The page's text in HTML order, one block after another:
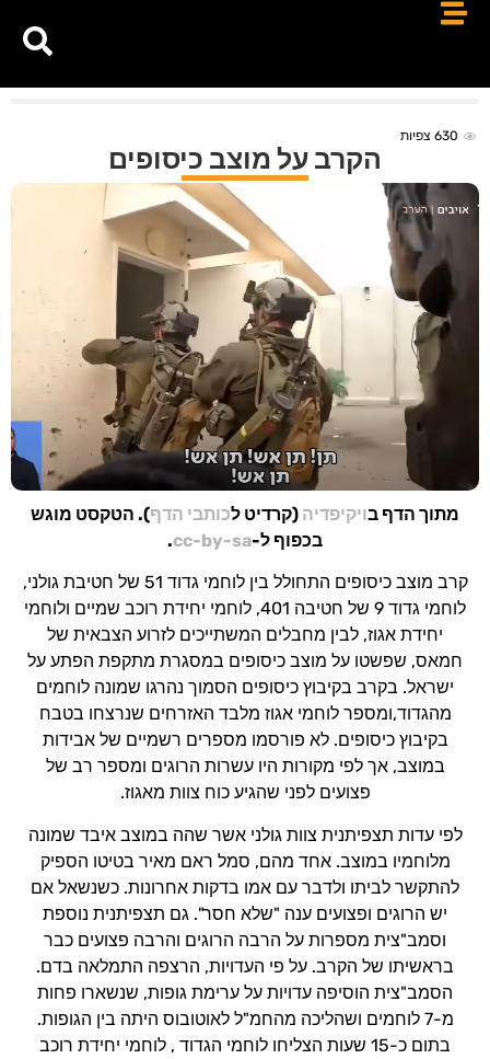
630צפיות
הקרב על מוצב כיסופים
מתוך הדף בויקיפדיה (קרדיט לכותבי הדף). הטקסט מוגש
בכפוף ל-cc-by-sa
.
קרב מוצב כיסופים התחולל בין לוחמי גדוד 51 של חטיבת גולני,
לוחמי גדוד 9 של חטיבה 401, לוחמי יחידת רוכב שמיים ולוחמי
יחידת אגוז, לבין מחבלים המשתייכים לזרוע הצבאית של
חמאס, שפשטו על מוצב כיסופים במסגרת מתקפת הפתע על
ישראל. בקרב בקיבוץ כיסופים הסמוך נהרגו שמונה לוחמים
מהגדוד,ומספר לוחמי אגוז מלבד האזרחים שנרצחו בטבח
בקיבוץ כיסופים. לא פורסמו מספרים רשמיים של אבידות
במוצב, אך לפי מקורות היו עשרות הרוגים ומספר רב של
פצועים לפני שהגיע כוח צוות מאגוז.
לפי עדות תצפיתנית צוות גולני אשר שהה במוצב איבד שמונה
מלוחמיו במוצב. אחד מהם, סמל ראם מאיר בטיטו הספיק
להתקשר לביתו ולדבר עם אמו בדקות אחרונות. כשנשאל אם
יש הרוגים ופצועים ענה "שלא חסר". גם תצפיתנית נוספת
וסמב"צית מספרות על הרבה הרוגים והרבה פצועים כבר
בראשיתו של הקרב. על פי העדויות, הרצפה התמלאה בדם.
הסמב"צית הוסיפה עדויות על ערימת גופות, שנשארו פחות
מ-7 לוחמים ושהליכה מהחמ"ל לאוטובוס היתה בין הגופות.
בתום כ-15 שעות הצליחו לוחמי הגדוד , לוחמי יחידת רוכב